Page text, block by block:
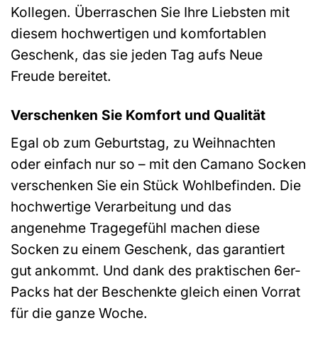
Kollegen. Überraschen Sie Ihre Liebsten mit
diesem hochwertigen und komfortablen
Geschenk, das sie jeden Tag aufs Neue
Freude bereitet.
Verschenken Sie Komfort und Qualität
Egal ob zum Geburtstag, zu Weihnachten
oder einfach nur so – mit den Camano Socken
verschenken Sie ein Stück Wohlbefinden. Die
hochwertige Verarbeitung und das
angenehme Tragegefühl machen diese
Socken zu einem Geschenk, das garantiert
gut ankommt. Und dank des praktischen 6er-
Packs hat der Beschenkte gleich einen Vorrat
für die ganze Woche.